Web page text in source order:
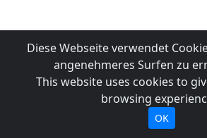
Diese Webseite verwendet
angenehmeres Surfen zu
This website uses cookies to
browsing
OK